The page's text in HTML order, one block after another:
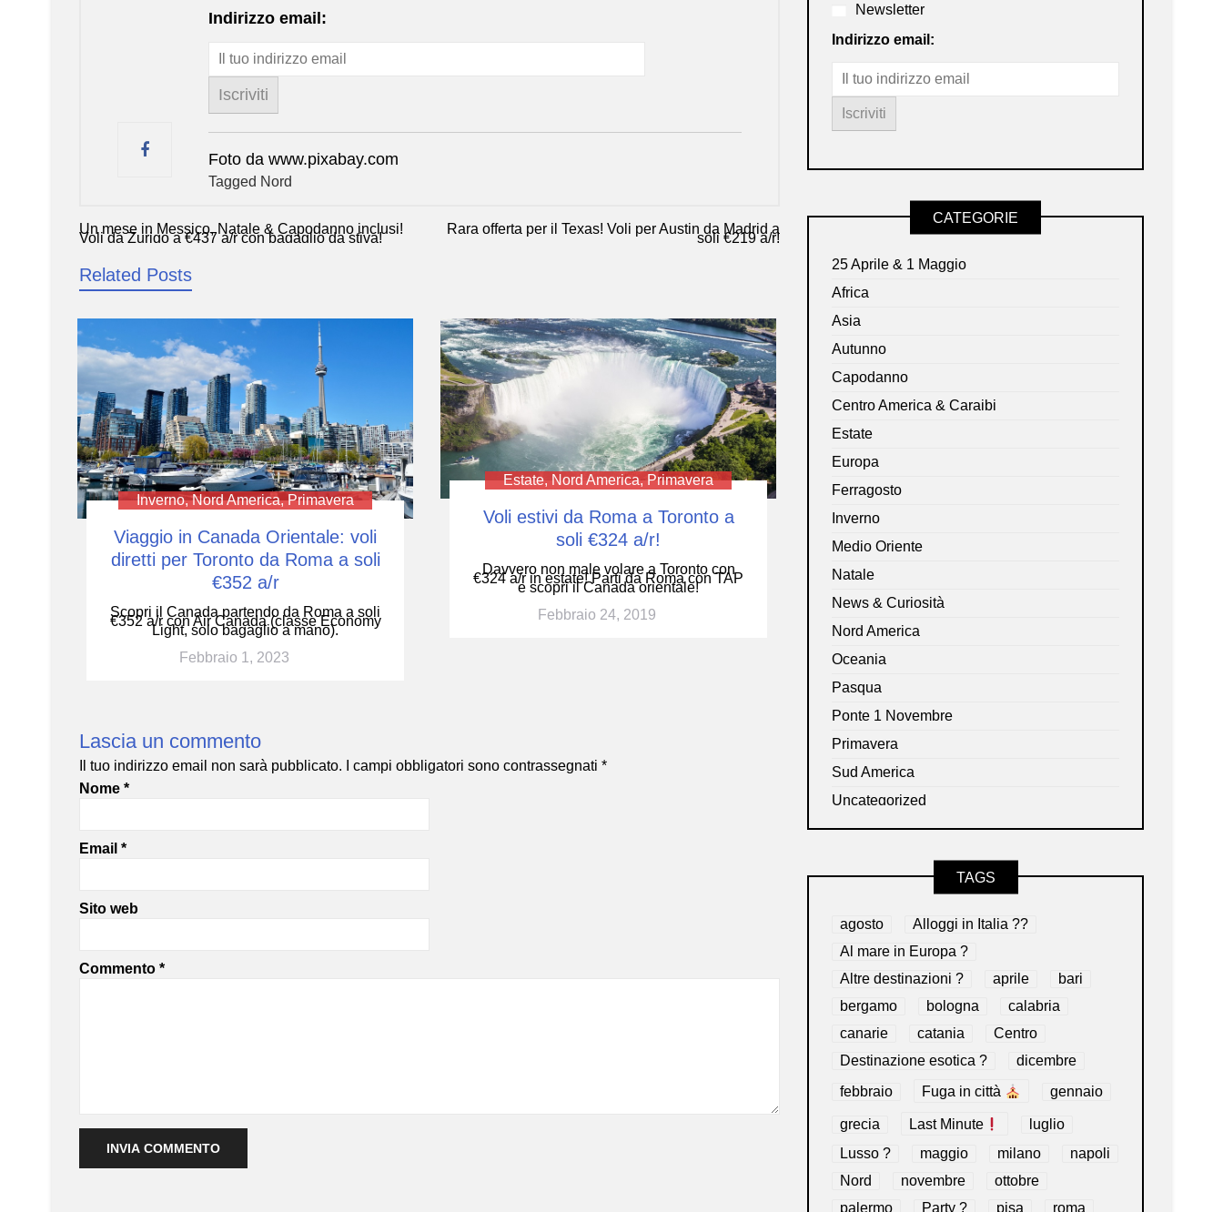
Indirizzo email:
Foto da www.pixabay.com
Tagged Nord
Navigazione
Un mese in Messico, Natale & Capodanno inclusi!
Voli da Zurigo a €437 a/r con bagaglio da stiva!
Rara offerta per il Texas! Voli per Austin da Madrid a
soli €219 a/r!
Related Posts
Inverno,Nord America,Primavera
Viaggio in Canada Orientale: voli
diretti per Toronto da Roma a soli
€352 a/r
Scopri il Canada partendo da Roma a soli
€352 a/r con Air Canada (classe Economy
Light, solo bagaglio a mano).
Febbraio 1, 2023
Estate, Nord America, Primavera
Voli estivi da Roma a Toronto a
soli €324 a/r!
Davvero non male volare a Toronto con
€324 a/r in estate! Parti da Roma con TAP
e scopri il Canada orientale!
Febbraio 24, 2019
Lascia un commento
Il tuo indirizzo email non sarà pubblicato. I campi obbligatori sono contrassegnati *
Nome *
Email *
Sito web
Commento *
Newsletter
Indirizzo email:
CATEGORIE
25 Aprile & 1 Maggio
Africa
Asia
Autunno
Capodanno
Centro America & Caraibi
Estate
Europa
Ferragosto
Inverno
Medio Oriente
Natale
News & Curiosità
Nord America
Oceania
Pasqua
Ponte 1 Novembre
Primavera
Sud America
Uncategorized
TAGS
agosto
Alloggi in Italia ??
Al mare in Europa ?️
Altre destinazioni ?
aprile
bari
bergamo
bologna
calabria
canarie
catania
Centro
Destinazione esotica ?
dicembre
febbraio Fuga in città gennaio
grecia Last Minute
luglio
Lusso ?
maggio milano
napoli
Nord
novembre
ottobre
palermo
Party ? pisa roma